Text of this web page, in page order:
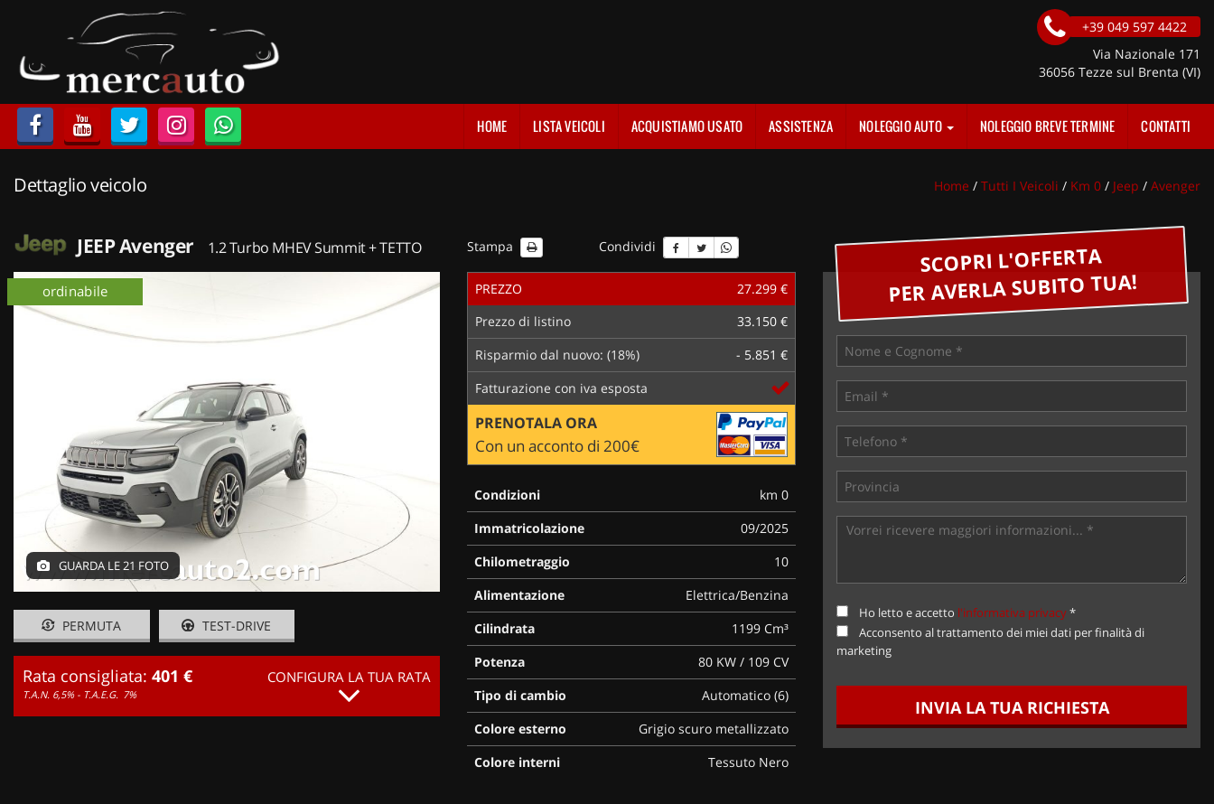
LISTA VEICOLI
ACQUISTIAMO USATO
ASSISTENZA
NOLEGGIO AUTO
NOLEGGIO LUNGO TERMINE
NOLEGGIO BREVE TERMINE
+39 049 597 4422
Via Nazionale 171
36056 Tezze sul Brenta (VI)
HOME LISTA VEICOLI ACQUISTIAMO USATO ASSISTENZA NOLEGGIO AUTO NOLEGGIO BREVE TERMINE CONTATTI
Dettaglio veicolo Home / Tutti I Veicoli / Km 0 / Jeep / Avenger
JEEP Avenger 1.2 Turbo MHEV Summit + TETTO Stampa Condividi
ordinabile
GUARDA LE 21 FOTO
PERMUTA TEST-DRIVE
Rata consigliata: 401 €
T.A.N. 6,5% - T.A.E.G. 7%
CONFIGURA LA TUA RATA
PREZZO
27.299 €
Prezzo di listino
33.150 €
Risparmio dal nuovo: (18%)
- 5.851 €
Fatturazione con iva esposta
PRENOTALA ORA
Con un acconto di 200€
Condizioni
km 0
Immatricolazione
09/2025
Chilometraggio
10
Alimentazione
Elettrica/Benzina
Cilindrata
1199 Cm³
Potenza
80 KW / 109 CV
Tipo di cambio
Automatico (6)
Colore esterno
Grigio scuro metallizzato
Colore interni
Tessuto Nero
SCOPRI L'OFFERTA
PER AVERLA SUBITO TUA!
Ho letto e accetto l'informativa privacy*
Acconsento al trattamento dei miei dati per finalità di
marketing
INVIA LA TUA RICHIESTA